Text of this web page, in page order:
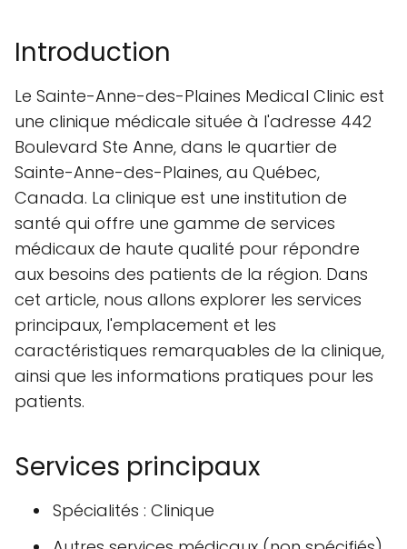
Introduction
Le Sainte-Anne-des-Plaines Medical Clinic est
une clinique médicale située à l'adresse 442
Boulevard Ste Anne, dans le quartier de
Sainte-Anne-des-Plaines, au Québec,
Canada. La clinique est une institution de
santé qui offre une gamme de services
médicaux de haute qualité pour répondre
aux besoins des patients de la région. Dans
cet article, nous allons explorer les services
principaux, l'emplacement et les
caractéristiques remarquables de la clinique,
ainsi que les informations pratiques pour les
patients.
Services principaux
Spécialités : Clinique